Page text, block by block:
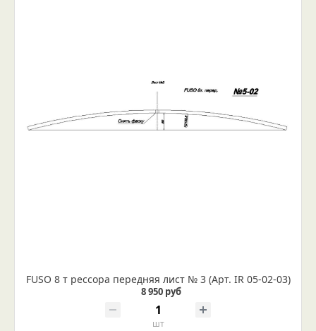
FUSO 8 т рессора передняя лист № 3 (Арт. IR 05-02-03)
8 950 руб
шт